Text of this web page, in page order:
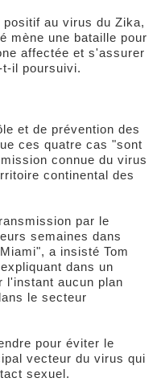
au virus du Zika,
mène une bataille pour
affectée et s'assurer
il poursuivi.
et de prévention des
ces quatre cas "sont
connue du virus
continental des
par le
semaines dans
a insisté Tom
dans un
l'instant aucun plan
le secteur
pour éviter le
vecteur du virus qui
sexuel.